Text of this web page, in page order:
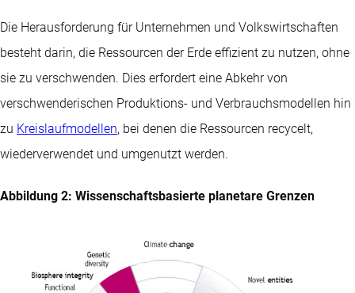
Die Herausforderung für Unternehmen und Volkswirtschaften
besteht darin, die Ressourcen der Erde effizient zu nutzen, ohne
sie zu verschwenden. Dies erfordert eine Abkehr von
verschwenderischen Produktions- und Verbrauchsmodellen hin
zu Kreislaufmodellen, bei denen die Ressourcen recycelt,
wiederverwendet und umgenutzt werden.
Abbildung 2: Wissenschaftsbasierte planetare Grenzen